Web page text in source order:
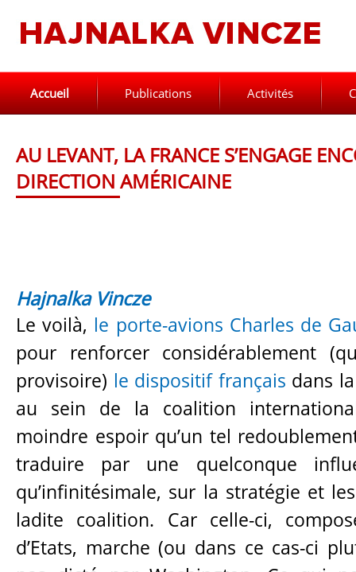
Accueil Publications Activités
AU LEVANT, LA FRANCE S’ENGAGE
DIRECTION AMÉRICAINE
Hajnalka Vincze
Le voilà, le porte-avions Charles de
pour renforcer considérablement
provisoire) le dispositif français dans
au sein de la coalition
moindre espoir qu’un tel
traduire par une quelconque
qu’infinitésimale, sur la stratégie et
ladite coalition. Car celle-ci,
d’Etats, marche (ou dans ce cas-ci